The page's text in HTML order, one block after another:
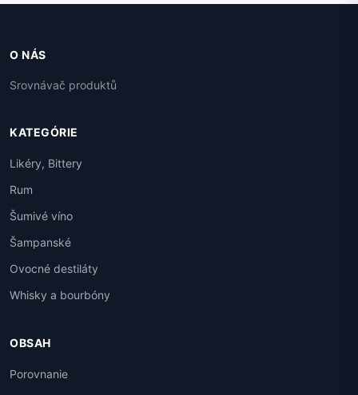
O NÁS
Srovnávač produktů
KATEGÓRIE
Likéry, Bittery
Rum
Šumivé víno
Šampanské
Ovocné destiláty
Whisky a bourbóny
OBSAH
Porovnanie